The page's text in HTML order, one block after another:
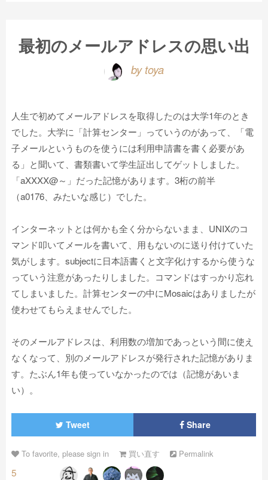
最初のメールアドレスの思い出
by toya
人生で初めてメールアドレスを取得したのは大学1年のとき
でした。大学に「計算センター」っていうのがあって、「電
子メールというものを使うには利用申請書を書く必要があ
る」と聞いて、書類書いて学生証出してゲットしました。
「aXXXX@～」だった記憶があります。3桁の前半
（a0176、みたいな感じ）でした。
インターネットとは何かも全く分からないまま、UNIXのコ
マンド叩いてメールを書いて、用もないのに送り付けていた
気がします。subjectに日本語書くと文字化けするから使うな
っていう注意があったりしました。コマンドはすっかり忘れ
てしまいました。計算センターの中にMosaicはありましたが
使わせてもらえませんでした。
そのメールアドレスは、利用数の増加であっという間に使え
なくなって、別のメールアドレスが発行された記憶がありま
す。たぶん1年も使っていなかったのでは（記憶があいま
い）。
Tweet Share
To favorite, please sign in 買い直す Permalink
5